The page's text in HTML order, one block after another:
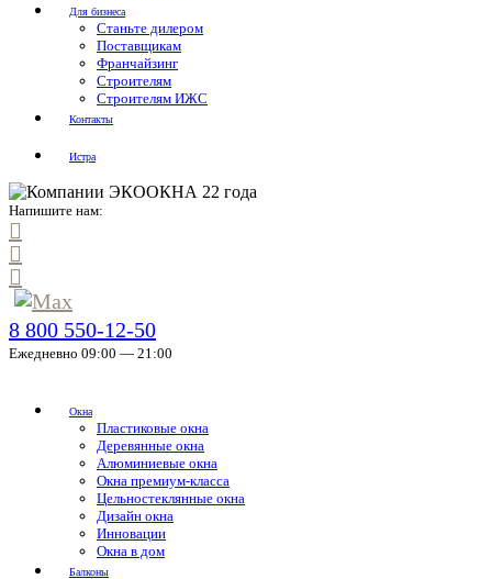
Для бизнеса
Станьте дилером
Поставщикам
Франчайзинг
Строителям
Строителям ИЖС
Контакты
Истра
Напишите нам:
8 800 550-12-50
Ежедневно 09:00 — 21:00
Окна
Пластиковые окна
Деревянные окна
Алюминиевые окна
Окна премиум-класса
Цельностеклянные окна
Дизайн окна
Инновации
Окна в дом
Балконы